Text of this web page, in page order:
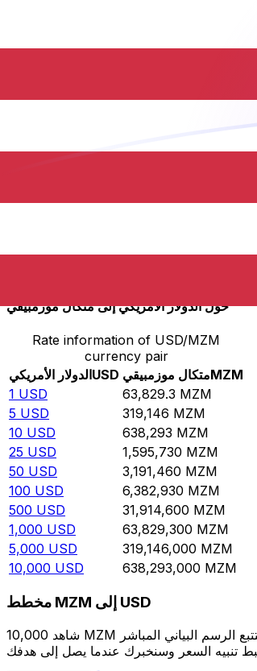
1 MZM 0.0000156668 USD
25 MZM 0.00039167 USD
5,000 MZM 0.0783339 USD
حوِّل الدولار الأمريكي إلى متكال موزمبيقي
Rate information of USD/MZM
currency pair
الدولار الأمريكيUSD متكال موزمبيقيMZM
1 USD 63,829.3 MZM
5 USD 319,146 MZM
10 USD 638,293 MZM
25 USD 1,595,730 MZM
50 USD 3,191,460 MZM
100 USD 6,382,930 MZM
500 USD 31,914,600 MZM
1,000 USD 63,829,300 MZM
5,000 USD 319,146,000 MZM
10,000 USD 638,293,000 MZM
مخطط MZM إلى USD
شاهد 10,000 MZM الخاص بك أثناء الحركة. يتتبع الرسم البياني المباشر MZM إلى USD الخاص بنا على مدار 12 شهرًا من أسعار السوق في الوقت الحقيقي، ويوضح بالضبط قيمة أموالك في أي وقت.